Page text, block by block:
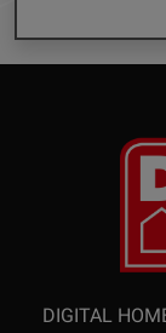
DIGITAL